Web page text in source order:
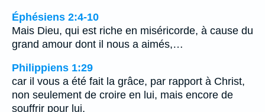
Éphésiens 2:4-10
Mais Dieu, qui est riche en miséricorde, à cause du
grand amour dont il nous a aimés,…
Philippiens 1:29
car il vous a été fait la grâce, par rapport à Christ,
non seulement de croire en lui, mais encore de
souffrir pour lui,